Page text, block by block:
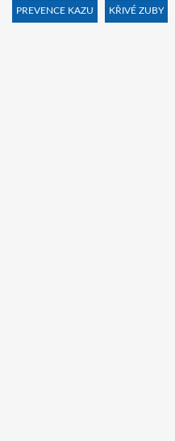
PREVENCE KAZU KŘIVÉ ZUBY